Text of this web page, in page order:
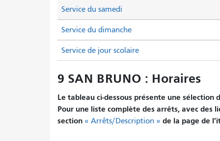
Service du samedi
Service du dimanche
Service de jour scolaire
9 SAN BRUNO : Horaires
Le tableau ci-dessous présente une sélection
Pour une liste complète des arrêts, avec des
section « Arrêts/Description » de la page de